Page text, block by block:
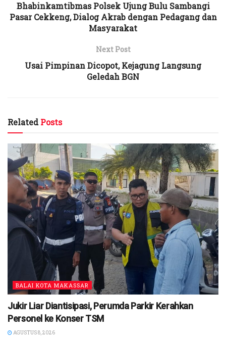
Bhabinkamtibmas Polsek Ujung Bulu Sambangi
Pasar Cekkeng, Dialog Akrab dengan Pedagang dan
Masyarakat
Next Post
Usai Pimpinan Dicopot, Kejagung Langsung
Geledah BGN
RelatedPosts
BALAI KOTA MAKASSAR
Jukir Liar Diantisipasi, Perumda Parkir Kerahkan
Personel ke Konser TSM
AGUSTUS 8, 2026